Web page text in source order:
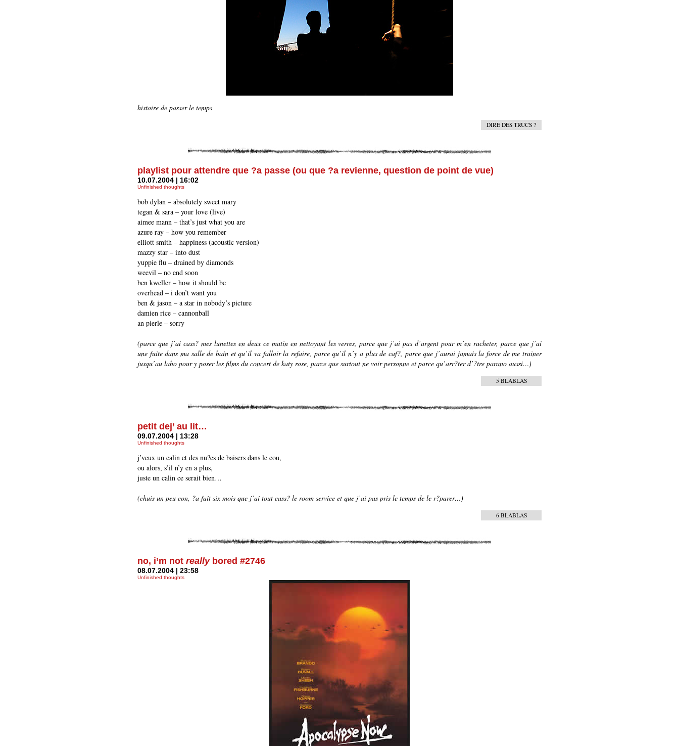
histoire de passer le temps
DIRE DES TRUCS ?
playlist pour attendre que ?a passe (ou que ?a revienne, question de point de vue)
10.07.2004 | 16:02
Unfinished thoughts
bob dylan – absolutely sweet mary
tegan & sara – your love (live)
aimee mann – that’s just what you are
azure ray – how you remember
elliott smith – happiness (acoustic version)
mazzy star – into dust
yuppie flu – drained by diamonds
weevil – no end soon
ben kweller – how it should be
overhead – i don’t want you
ben & jason – a star in nobody’s picture
damien rice – cannonball
an pierle – sorry
(parce que j’ai cass? mes lunettes en deux ce matin en nettoyant les verres, parce que j’ai pas d’argent pour m’en racheter, parce que j’ai
une fuite dans ma salle de bain et qu’il va falloir la refaire, parce qu’il n’y a plus de caf?, parce que j’aurai jamais la force de me trainer
jusqu’au labo pour y poser les films du concert de katy rose, parce que surtout ne voir personne et parce qu’arr?ter d’?tre parano aussi…)
5 BLABLAS
petit dej’ au lit…
09.07.2004 | 13:28
Unfinished thoughts
j’veux un calin et des nu?es de baisers dans le cou,
ou alors, s’il n’y en a plus,
juste un calin ce serait bien…
(chuis un peu con, ?a fait six mois que j’ai tout cass? le room service et que j’ai pas pris le temps de le r?parer…)
6 BLABLAS
no, i’m not reallybored #2746
08.07.2004 | 23:58
Unfinished thoughts